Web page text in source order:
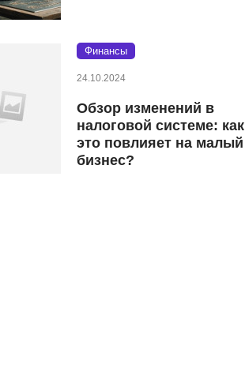
Финансы
24.10.2024
Обзор изменений в
налоговой системе: как
это повлияет на малый
бизнес?